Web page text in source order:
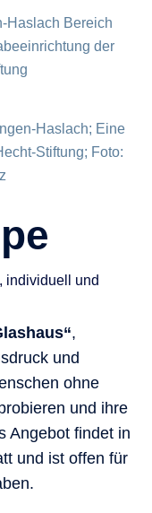
individuell und
,
und
ohne
und ihre
Angebot findet in
und ist offen für